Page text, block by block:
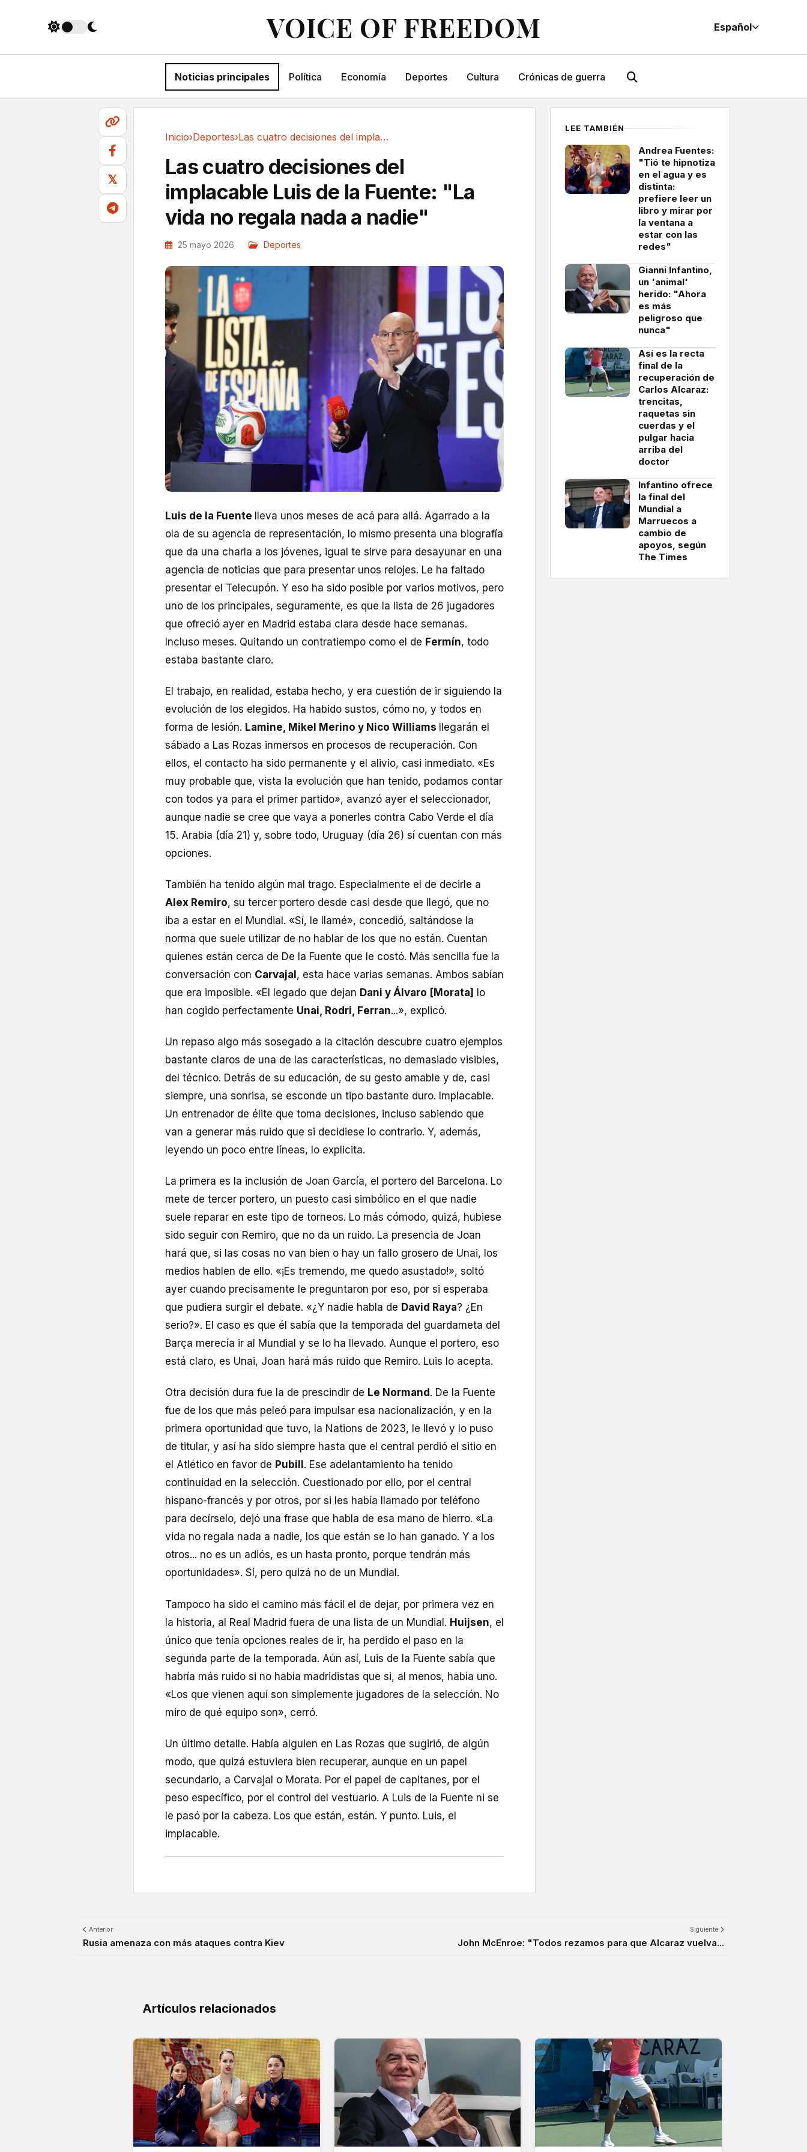
VOICE OF FREEDOM Español
Noticias principales Política Economía Deportes Cultura Crónicas de guerra
𝕏
Inicio›Deportes› Las cuatro decisiones del implacable Luis de...
Las cuatro decisiones del
implacable Luis de la Fuente: "La
vida no regala nada a nadie"
25 mayo 2026 Deportes
Luis de la Fuente
lleva unos meses de acá para allá. Agarrado a la
ola de su agencia de representación, lo mismo presenta una biografía
que da una charla a los jóvenes, igual te sirve para desayunar en una
agencia de noticias que para presentar unos relojes. Le ha faltado
presentar el Telecupón. Y eso ha sido posible por varios motivos, pero
uno de los principales, seguramente, es que la lista de 26 jugadores
que ofreció ayer en Madrid estaba clara desde hace semanas.
Incluso meses. Quitando un contratiempo como el de Fermín, todo
estaba bastante claro.
El trabajo, en realidad, estaba hecho, y era cuestión de ir siguiendo la
evolución de los elegidos. Ha habido sustos, cómo no, y todos en
forma de lesión. Lamine, Mikel Merino y Nico Williams
llegarán el
sábado a Las Rozas inmersos en procesos de recuperación. Con
ellos, el contacto ha sido permanente y el alivio, casi inmediato. «Es
muy probable que, vista la evolución que han tenido, podamos contar
con todos ya para el primer partido», avanzó ayer el seleccionador,
aunque nadie se cree que vaya a ponerles contra Cabo Verde el día
15. Arabia (día 21) y, sobre todo, Uruguay (día 26) sí cuentan con más
opciones.
También ha tenido algún mal trago. Especialmente el de decirle a
Alex Remiro, su tercer portero desde casi desde que llegó, que no
iba a estar en el Mundial. «Sí, le llamé», concedió, saltándose la
norma que suele utilizar de no hablar de los que no están. Cuentan
quienes están cerca de De la Fuente que le costó. Más sencilla fue la
conversación con Carvajal , esta hace varias semanas. Ambos sabían
que era imposible. «El legado que dejan Dani y Álvaro [Morata]
lo
han cogido perfectamente Unai, Rodri, Ferran...», explicó.
Un repaso algo más sosegado a la citación descubre cuatro ejemplos
bastante claros de una de las características, no demasiado visibles,
del técnico. Detrás de su educación, de su gesto amable y de, casi
siempre, una sonrisa, se esconde un tipo bastante duro. Implacable.
Un entrenador de élite que toma decisiones, incluso sabiendo que
van a generar más ruido que si decidiese lo contrario. Y, además,
leyendo un poco entre líneas, lo explicita.
La primera es la inclusión de Joan García, el portero del Barcelona. Lo
mete de tercer portero, un puesto casi simbólico en el que nadie
suele reparar en este tipo de torneos. Lo más cómodo, quizá, hubiese
sido seguir con Remiro, que no da un ruido. La presencia de Joan
hará que, si las cosas no van bien o hay un fallo grosero de Unai, los
medios hablen de ello. «¡Es tremendo, me quedo asustado!», soltó
ayer cuando precisamente le preguntaron por eso, por si esperaba
que pudiera surgir el debate. «¿Y nadie habla de David Raya? ¿En
serio?». El caso es que él sabía que la temporada del guardameta del
Barça merecía ir al Mundial y se lo ha llevado. Aunque el portero, eso
está claro, es Unai, Joan hará más ruido que Remiro. Luis lo acepta.
Otra decisión dura fue la de prescindir de Le Normand . De la Fuente
fue de los que más peleó para impulsar esa nacionalización, y en la
primera oportunidad que tuvo, la Nations de 2023, le llevó y lo puso
de titular, y así ha sido siempre hasta que el central perdió el sitio en
el Atlético en favor de Pubill . Ese adelantamiento ha tenido
continuidad en la selección. Cuestionado por ello, por el central
hispano-francés y por otros, por si les había llamado por teléfono
para decírselo, dejó una frase que habla de esa mano de hierro. «La
vida no regala nada a nadie, los que están se lo han ganado. Y a los
otros... no es un adiós, es un hasta pronto, porque tendrán más
oportunidades». Sí, pero quizá no de un Mundial.
Tampoco ha sido el camino más fácil el de dejar, por primera vez en
la historia, al Real Madrid fuera de una lista de un Mundial. Huijsen, el
único que tenía opciones reales de ir, ha perdido el paso en la
segunda parte de la temporada. Aún así, Luis de la Fuente sabía que
habría más ruido si no había madridistas que si, al menos, había uno.
«Los que vienen aquí son simplemente jugadores de la selección. No
miro de qué equipo son», cerró.
Un último detalle. Había alguien en Las Rozas que sugirió, de algún
modo, que quizá estuviera bien recuperar, aunque en un papel
secundario, a Carvajal o Morata. Por el papel de capitanes, por el
peso específico, por el control del vestuario. A Luis de la Fuente ni se
le pasó por la cabeza. Los que están, están. Y punto. Luis, el
implacable.
LEE TAMBIÉN
Andrea Fuentes:
"Tió te hipnotiza
en el agua y es
distinta:
prefiere leer un
libro y mirar por
la ventana a
estar con las
redes"
Gianni Infantino,
un 'animal'
herido: "Ahora
es más
peligroso que
nunca"
Así es la recta
final de la
recuperación de
Carlos Alcaraz:
trencitas,
raquetas sin
cuerdas y el
pulgar hacia
arriba del
doctor
Infantino ofrece
la final del
Mundial a
Marruecos a
cambio de
apoyos, según
The Times
Anterior
Rusia amenaza con más ataques contra Kiev
Siguiente
John McEnroe: "Todos rezamos para que Alcaraz vuelva...
Artículos relacionados